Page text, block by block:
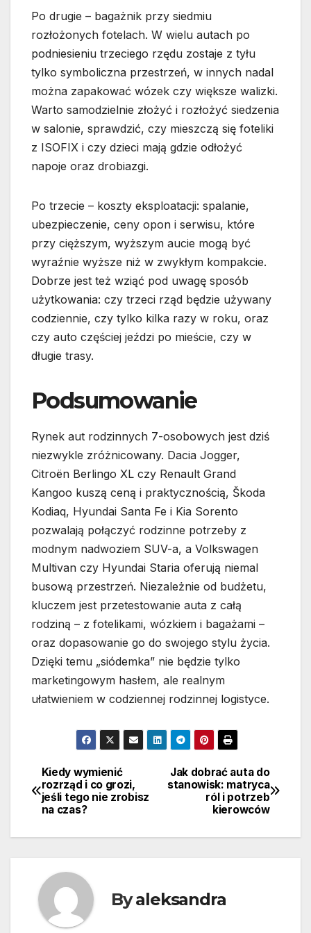
Po drugie – bagażnik przy siedmiu
rozłożonych fotelach. W wielu autach po
podniesieniu trzeciego rzędu zostaje z tyłu
tylko symboliczna przestrzeń, w innych nadal
można zapakować wózek czy większe walizki.
Warto samodzielnie złożyć i rozłożyć siedzenia
w salonie, sprawdzić, czy mieszczą się foteliki
z ISOFIX i czy dzieci mają gdzie odłożyć
napoje oraz drobiazgi.
Po trzecie – koszty eksploatacji: spalanie,
ubezpieczenie, ceny opon i serwisu, które
przy cięższym, wyższym aucie mogą być
wyraźnie wyższe niż w zwykłym kompakcie.
Dobrze jest też wziąć pod uwagę sposób
użytkowania: czy trzeci rząd będzie używany
codziennie, czy tylko kilka razy w roku, oraz
czy auto częściej jeździ po mieście, czy w
długie trasy.
Podsumowanie
Rynek aut rodzinnych 7-osobowych jest dziś
niezwykle zróżnicowany. Dacia Jogger,
Citroën Berlingo XL czy Renault Grand
Kangoo kuszą ceną i praktycznością, Škoda
Kodiaq, Hyundai Santa Fe i Kia Sorento
pozwalają połączyć rodzinne potrzeby z
modnym nadwoziem SUV-a, a Volkswagen
Multivan czy Hyundai Staria oferują niemal
busową przestrzeń. Niezależnie od budżetu,
kluczem jest przetestowanie auta z całą
rodziną – z fotelikami, wózkiem i bagażami –
oraz dopasowanie go do swojego stylu życia.
Dzięki temu „siódemka” nie będzie tylko
marketingowym hasłem, ale realnym
ułatwieniem w codziennej rodzinnej logistyce.
Nawigacja
wpisu
Jak dobrać auta do
stanowisk: matryca
ról i potrzeb
kierowców
Kiedy wymienić
rozrząd i co grozi,
jeśli tego nie zrobisz
na czas?
Byaleksandra